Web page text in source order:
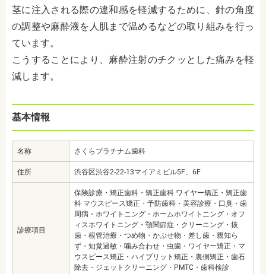
茎に注入される際の違和感を軽減するために、針の角度
の調整や麻酔液を人肌まで温めるなどの取り組みを行っ
ています。
こうすることにより、麻酔注射のチクッとした痛みを軽
減します。
基本情報
名称 さくらプラチナム歯科
住所 渋谷区渋谷2-22-13マイアミビル5F、6F
診療項目
保険診療・矯正歯科・矯正歯科 ワイヤー矯正・矯正歯
科 マウスピース矯正・予防歯科・美容診療・口臭・歯
周病・ホワイトニング・ホームホワイトニング・オフ
ィスホワイトニング・顎関節症・クリーニング・抜
歯・根管治療・つめ物・かぶせ物・差し歯・親知ら
ず・知覚過敏・噛み合わせ・虫歯・ワイヤー矯正・マ
ウスピース矯正・ハイブリット矯正・裏側矯正・歯石
除去・ジェットクリーニング・PMTC・歯科検診